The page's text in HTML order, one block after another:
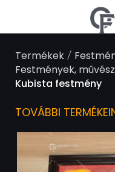
Termékek/
Festmények,
Kubista festmény
TOVÁBBI